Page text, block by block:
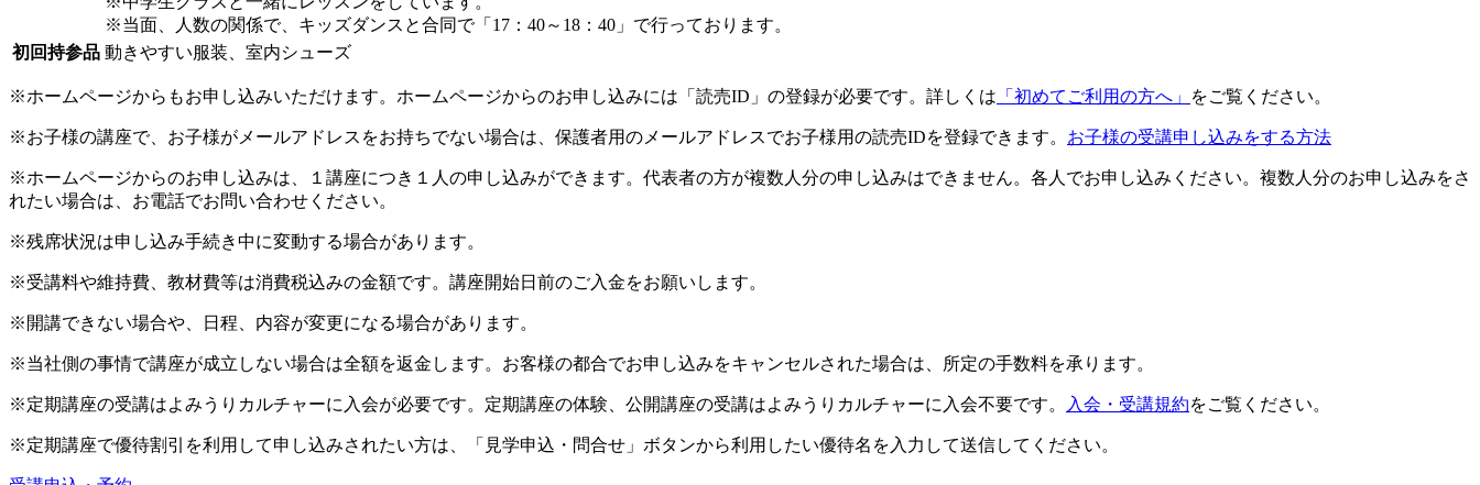
※当面、人数の関係で、キッズダンスと合同で「17：40～18：40」で行っております。
初回持参品 動きやすい服装、室内シューズ
※ホームページからもお申し込みいただけます。ホームページからのお申し込みには「読売ID」の登録が必要です。詳しくは 「初めてご利用の方へ」 をご覧ください。
※お子様の講座で、お子様がメールアドレスをお持ちでない場合は、保護者用のメールアドレスでお子様用の読売IDを登録できます。 お子様の受講申し込みをする方法
※ホームページからのお申し込みは、１講座につき１人の申し込みができます。代表者の方が複数人分の申し込みはできません。各人でお申し込みください。複数人分のお申し込みをさ
れたい場合は、お電話でお問い合わせください。
※残席状況は申し込み手続き中に変動する場合があります。
※受講料や維持費、教材費等は消費税込みの金額です。講座開始日前のご入金をお願いします。
※開講できない場合や、日程、内容が変更になる場合があります。
※当社側の事情で講座が成立しない場合は全額を返金します。お客様の都合でお申し込みをキャンセルされた場合は、所定の手数料を承ります。
※定期講座の受講はよみうりカルチャーに入会が必要です。定期講座の体験、公開講座の受講はよみうりカルチャーに入会不要です。 入会・受講規約をご覧ください。
※定期講座で優待割引を利用して申し込みされたい方は、「見学申込・問合せ」ボタンから利用したい優待名を入力して送信してください。